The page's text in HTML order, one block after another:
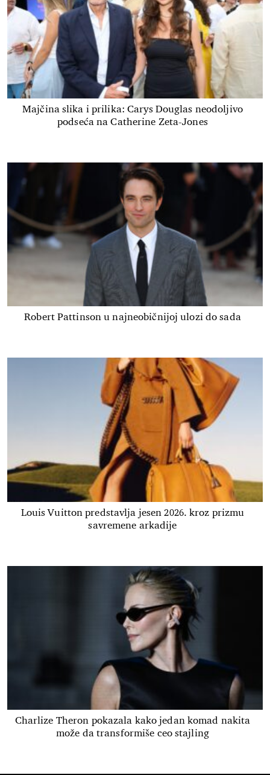
Majčina slika i prilika: Carys Douglas neodoljivo
podseća na Catherine Zeta-Jones
Robert Pattinson u najneobičnijoj ulozi do sada
Louis Vuitton predstavlja jesen 2026. kroz prizmu
savremene arkadije
Charlize Theron pokazala kako jedan komad nakita
može da transformiše ceo stajling